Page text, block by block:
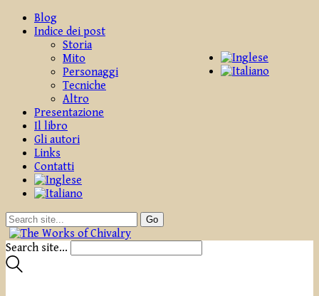
Blog
Indice dei post
Storia
Mito
Personaggi
Tecniche
Altro
Presentazione
Il libro
Gli autori
Links
Contatti
Search site...